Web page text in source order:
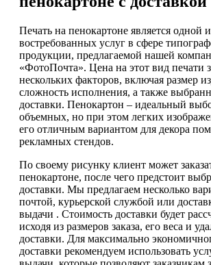
Печать на пенокартоне является одной
востребованных услуг в сфере
продукции, предлагаемой нашей
«ФотоПочта». Цена на этот вид печати
нескольких факторов, включая размер
сложность исполнения, а также
доставки. Пенокартон – идеальный
объемных, но при этом легких
его отличным вариантом для декора
рекламных стендов.
По своему рисунку клиент может
пенокартоне, после чего предстоит
доставки. Мы предлагаем несколько
почтой, курьерской службой или
выдачи . Стоимость доставки будет
исходя из размеров заказа, его веса и
доставки. Для максимально
доставки рекомендуем использовать